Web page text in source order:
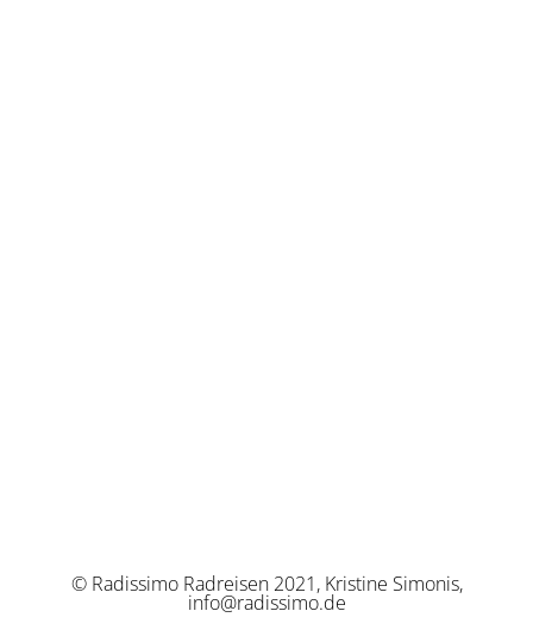
© Radissimo Radreisen 2021, Kristine Simonis,
info@radissimo.de